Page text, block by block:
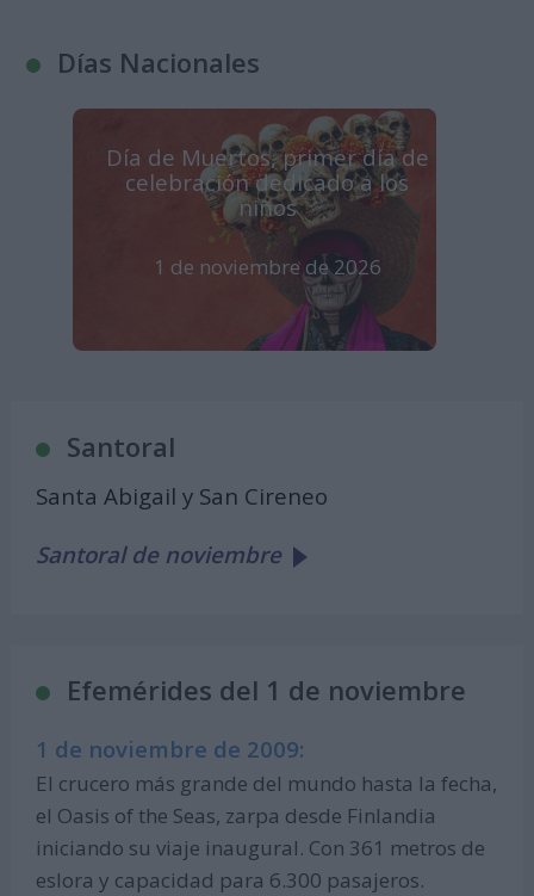
Días Nacionales
Día de Muertos, primer día de
celebración dedicado a los
niños
1 de noviembre de 2026
Se celebra en México
Santoral
Santa Abigail y San Cireneo
Santoral de noviembre
Efemérides del 1 de noviembre
1 de noviembre de 2009:
El crucero más grande del mundo hasta la fecha,
el Oasis of the Seas, zarpa desde Finlandia
iniciando su viaje inaugural. Con 361 metros de
eslora y capacidad para 6.300 pasajeros.